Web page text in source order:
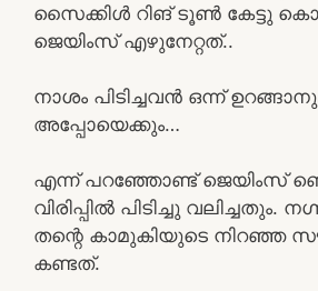
സൈക്കിൾ റിങ് ടൂൺ കേട്ടു
ജെയിംസ് എഴുനേറ്റത്..
നാശം പിടിച്ചവൻ ഒന്ന്
അപ്പോയെക്കും…
എന്ന് പറഞ്ഞോണ്ട് ജെയിംസ്
വിരിപ്പിൽ പിടിച്ചു വലിച്ചതും.
തന്റെ കാമുകിയുടെ നിറഞ്ഞ
കണ്ടത്.